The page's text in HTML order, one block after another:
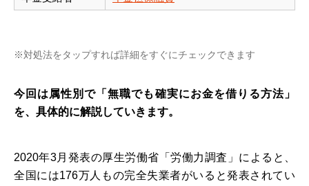
※対処法をタップすれば詳細をすぐにチェックできます
今回は属性別で「無職でも確実にお金を借りる方法」
を、具体的に解説していきます。
2020年3月発表の厚生労働省「労働力調査」によると、
全国には176万人もの完全失業者がいると発表されてい